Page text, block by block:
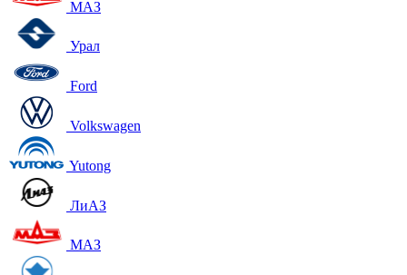
МАЗ
Урал
Ford
Volkswagen
Yutong
ЛиАЗ
МАЗ